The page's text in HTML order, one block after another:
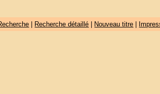
Recherche détaillé Nouveau titre